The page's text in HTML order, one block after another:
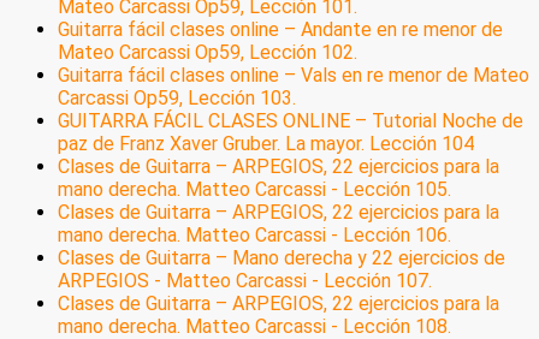
Mateo Carcassi Op59, Lección 101.
Guitarra fácil clases online – Andante en re menor de
Mateo Carcassi Op59, Lección 102.
Guitarra fácil clases online – Vals en re menor de Mateo
Carcassi Op59, Lección 103.
GUITARRA FÁCIL CLASES ONLINE – Tutorial Noche de
paz de Franz Xaver Gruber. La mayor. Lección 104
Clases de Guitarra – ARPEGIOS, 22 ejercicios para la
mano derecha. Matteo Carcassi - Lección 105.
Clases de Guitarra – ARPEGIOS, 22 ejercicios para la
mano derecha. Matteo Carcassi - Lección 106.
Clases de Guitarra – Mano derecha y 22 ejercicios de
ARPEGIOS - Matteo Carcassi - Lección 107.
Clases de Guitarra – ARPEGIOS, 22 ejercicios para la
mano derecha. Matteo Carcassi - Lección 108.